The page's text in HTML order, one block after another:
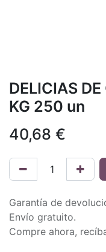
DELICIAS
KG 250 un
40,68 €
Garantía de
Envío gratuito.
Compre ahora,